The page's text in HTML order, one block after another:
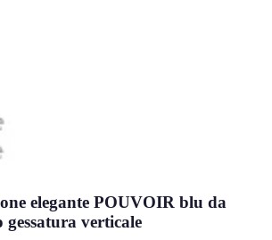
elegante POUVOIR blu da
verticale